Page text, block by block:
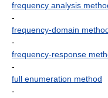
frequency analysis
-
frequency-domain
-
frequency-response
-
full enumeration method
-